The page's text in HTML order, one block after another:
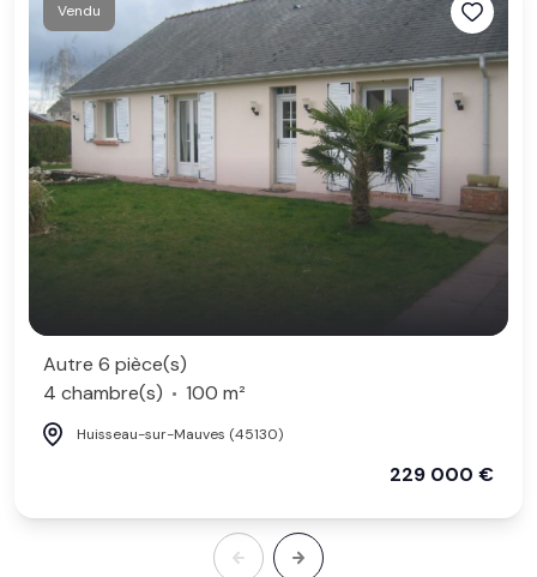
Vendu
Autre 6 pièce(s)
4 chambre(s)
100 m²
Huisseau-sur-Mauves (45130)
229 000 €